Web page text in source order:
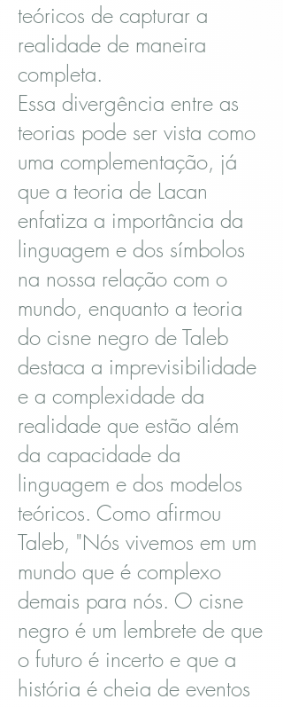
teóricos de capturar a
realidade de maneira
completa.
Essa divergência entre as
teorias pode ser vista como
uma complementação, já
que a teoria de Lacan
enfatiza a importância da
linguagem e dos símbolos
na nossa relação com o
mundo, enquanto a teoria
do cisne negro de Taleb
destaca a imprevisibilidade
e a complexidade da
realidade que estão além
da capacidade da
linguagem e dos modelos
teóricos. Como afirmou
Taleb, "Nós vivemos em um
mundo que é complexo
demais para nós. O cisne
negro é um lembrete de que
o futuro é incerto e que a
história é cheia de eventos